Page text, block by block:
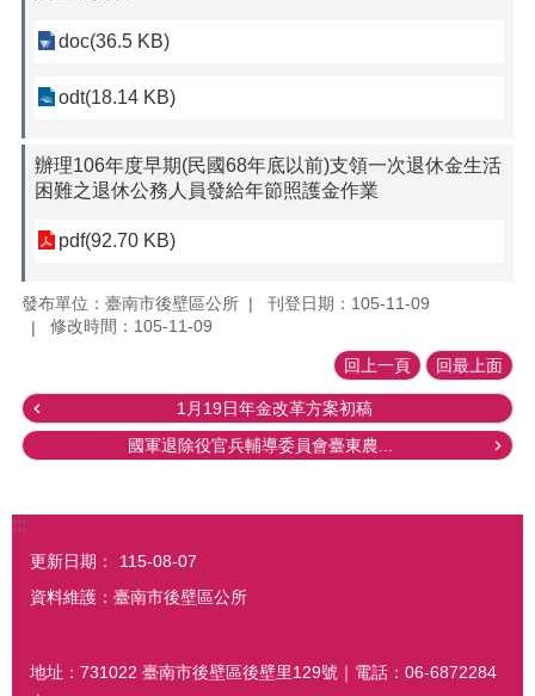
doc(36.5 KB)
odt(18.14 KB)
辦理106年度早期(民國68年底以前)支領一次退休金生活
困難之退休公務人員發給年節照護金作業
pdf(92.70 KB)
發布單位：臺南市後壁區公所
刊登日期：105-11-09
修改時間：105-11-09
回上一頁 回最上面
1月19日年金改革方案初稿
國軍退除役官兵輔導委員會臺東農...
:::
更新日期：
115-08-07
資料維護：臺南市後壁區公所
地址：731022 臺南市後壁區後壁里129號｜電話：06-6872284